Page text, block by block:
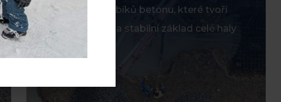
Sto kubíků betonu, které tvoří
pevný a stabilní základ celé haly